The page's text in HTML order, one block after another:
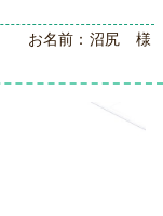
お名前：沼尻 様